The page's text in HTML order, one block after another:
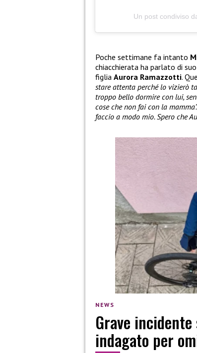
Un post condiviso
Poche settimane fa intanto
chiacchierata ha parlato di
figlia Aurora Ramazzotti.
stare attenta perché lo vizierò
troppo bello dormire con lui,
cose che non fai con la
faccio a modo mio. Spero che
NEWS
Grave
indagato per